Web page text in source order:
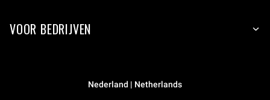
VOOR BEDRIJVEN
Nederland | Netherlands